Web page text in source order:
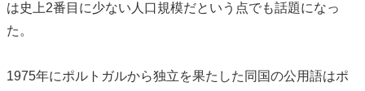
は史上2番目に少ない人口規模だという点でも話題になっ
た。
1975年にポルトガルから独立を果たした同国の公用語はポ